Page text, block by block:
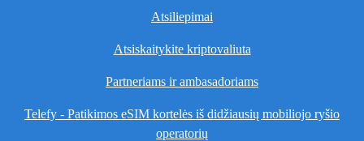
Atsiliepimai
Atsiskaitykite kriptovaliuta
Partneriams ir ambasadoriams
Telefy - Patikimos eSIM kortelės iš didžiausių mobiliojo ryšio
operatorių